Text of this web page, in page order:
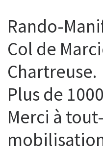
Rando-
Col de
Chartreuse.
Plus de
Merci à